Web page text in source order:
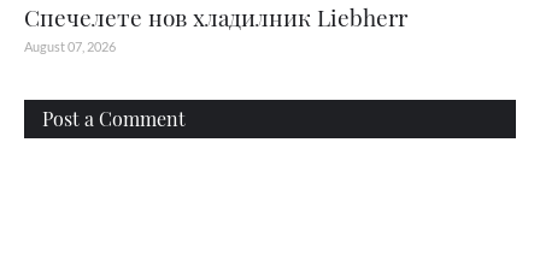
Спечелете нов хладилник Liebherr
August 07, 2026
Post a Comment